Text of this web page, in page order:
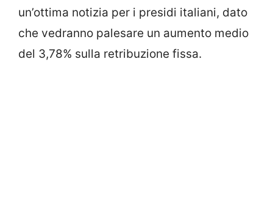
un’ottima notizia per i presidi italiani, dato
che vedranno palesare un aumento medio
del 3,78% sulla retribuzione fissa.